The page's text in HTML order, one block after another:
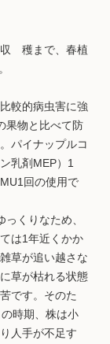
収 穫まで、春植
較的病虫害に強
果物と比べて防
パイナップルコ
乳剤MEP）1
回の使用で
くりなため、
は1年近くかか
草が追い越さな
草が枯れる状態
です。そのた
時期、株は小
人手が不足す